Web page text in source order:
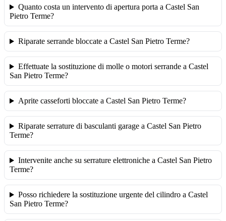
Quanto costa un intervento di apertura porta a Castel San
Pietro Terme?
Riparate serrande bloccate a Castel San Pietro Terme?
Effettuate la sostituzione di molle o motori serrande a Castel
San Pietro Terme?
Aprite casseforti bloccate a Castel San Pietro Terme?
Riparate serrature di basculanti garage a Castel San Pietro
Terme?
Intervenite anche su serrature elettroniche a Castel San Pietro
Terme?
Posso richiedere la sostituzione urgente del cilindro a Castel
San Pietro Terme?